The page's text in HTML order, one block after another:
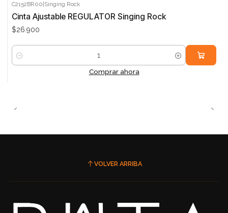
C2152BR00 Singing Rock
Cinta Ajustable REGULATOR Singing Rock
$26.900
Cantidad
Comprar ahora
VOLVER ARRIBA